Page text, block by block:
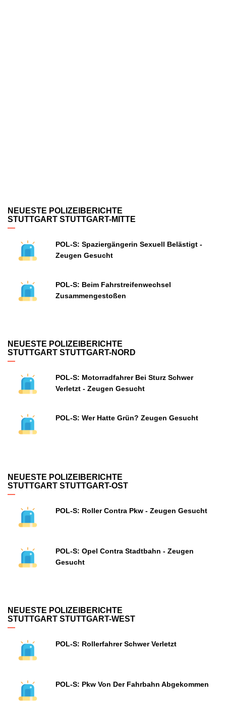
NEUESTE POLIZEIBERICHTE
STUTTGART STUTTGART-MITTE
POL-S: Spaziergängerin Sexuell Belästigt -
Zeugen Gesucht
POL-S: Beim Fahrstreifenwechsel
Zusammengestoßen
NEUESTE POLIZEIBERICHTE
STUTTGART STUTTGART-NORD
POL-S: Motorradfahrer Bei Sturz Schwer
Verletzt - Zeugen Gesucht
POL-S: Wer Hatte Grün? Zeugen Gesucht
NEUESTE POLIZEIBERICHTE
STUTTGART STUTTGART-OST
POL-S: Roller Contra Pkw - Zeugen Gesucht
POL-S: Opel Contra Stadtbahn - Zeugen
Gesucht
NEUESTE POLIZEIBERICHTE
STUTTGART STUTTGART-WEST
POL-S: Rollerfahrer Schwer Verletzt
POL-S: Pkw Von Der Fahrbahn Abgekommen